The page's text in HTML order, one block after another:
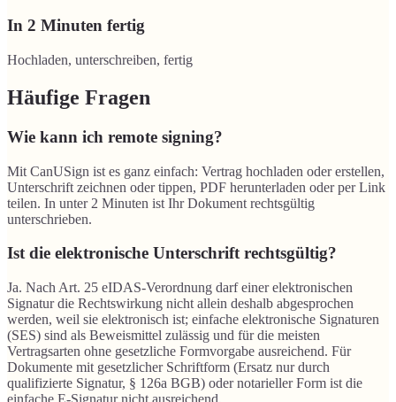
In 2 Minuten fertig
Hochladen, unterschreiben, fertig
Häufige Fragen
Wie kann ich remote signing?
Mit CanUSign ist es ganz einfach: Vertrag hochladen oder erstellen,
Unterschrift zeichnen oder tippen, PDF herunterladen oder per Link
teilen. In unter 2 Minuten ist Ihr Dokument rechtsgültig
unterschrieben.
Ist die elektronische Unterschrift rechtsgültig?
Ja. Nach Art. 25 eIDAS-Verordnung darf einer elektronischen
Signatur die Rechtswirkung nicht allein deshalb abgesprochen
werden, weil sie elektronisch ist; einfache elektronische Signaturen
(SES) sind als Beweismittel zulässig und für die meisten
Vertragsarten ohne gesetzliche Formvorgabe ausreichend. Für
Dokumente mit gesetzlicher Schriftform (Ersatz nur durch
qualifizierte Signatur, § 126a BGB) oder notarieller Form ist die